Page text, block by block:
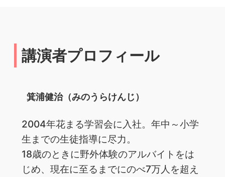
講演者プロフィール
箕浦健治（みのうらけんじ）
2004年花まる学習会に入社。年中～小学
生までの生徒指導に尽力。
18歳のときに野外体験のアルバイトをは
じめ、現在に至るまでにのべ7万人を超え